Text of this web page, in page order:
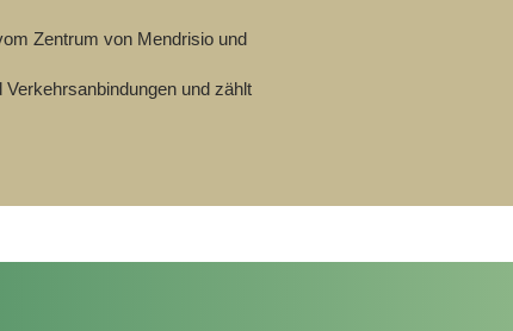
Zentrum von Mendrisio und
und zählt